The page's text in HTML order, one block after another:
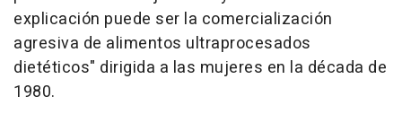
explicación puede ser la comercialización
agresiva de alimentos ultraprocesados
dietéticos" dirigida a las mujeres en la década de
1980.